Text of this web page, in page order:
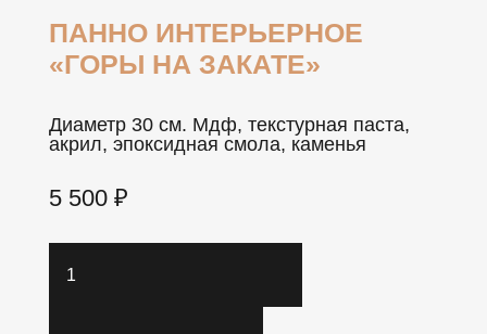
ПАННО ИНТЕРЬЕРНОЕ
«ГОРЫ НА ЗАКАТЕ»
Диаметр 30 см. Мдф, текстурная паста,
акрил, эпоксидная смола, каменья
5 500 ₽
товара